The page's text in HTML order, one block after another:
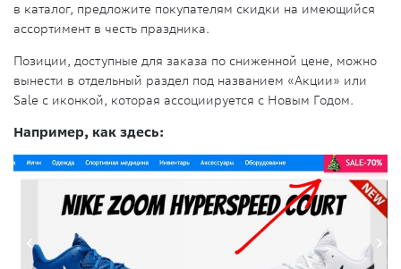
в каталог, предложите покупателям скидки на имеющийся
ассортимент в честь праздника.
Позиции, доступные для заказа по сниженной цене, можно
вынести в отдельный раздел под названием «Акции» или
Sale с иконкой, которая ассоциируется с Новым Годом.
Например, как здесь: